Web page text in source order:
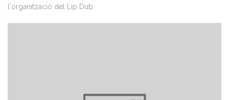
l'organització del Lip Dub.